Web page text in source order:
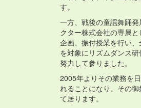
す。
一方、戦後の童謡舞踊
クター株式会社の専属
企画、振付授業を行い
を対象にリズムダンス
努力して参りました。
2005年よりその業務を
れることになり、その
て居ります。